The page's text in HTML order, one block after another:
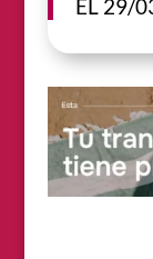
EL 29/